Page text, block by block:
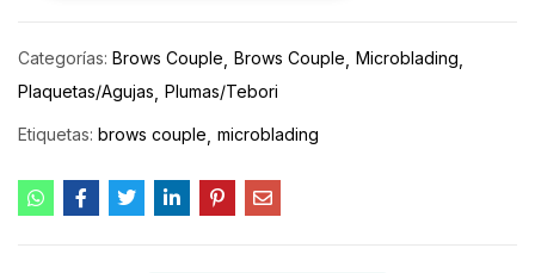
Categorías: Brows Couple Brows Couple Microblading
Plaquetas/Agujas Plumas/Tebori
Etiquetas: brows couple microblading